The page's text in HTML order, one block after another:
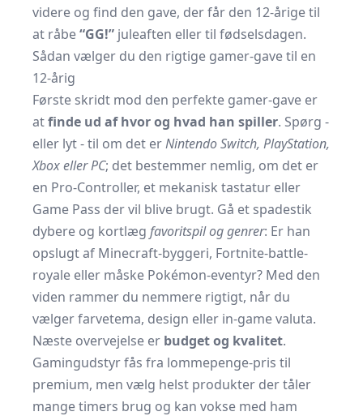
videre og find den gave, der får den 12-årige til
at råbe“GG!” juleaften eller til fødselsdagen.
Sådan vælger du den rigtige gamer-gave til en
12-årig
Første skridt mod den perfekte gamer-gave er
atfinde ud af hvor og hvad han spiller. Spørg -
eller lyt - til om det erNintendo Switch, PlayStation,
Xbox eller PC; det bestemmer nemlig, om det er
en Pro-Controller, et mekanisk tastatur eller
Game Pass der vil blive brugt. Gå et spadestik
dybere og kortlæg favoritspil og genrer: Er han
opslugt af Minecraft-byggeri, Fortnite-battle-
royale eller måske Pokémon-eventyr? Med den
viden rammer du nemmere rigtigt, når du
vælger farvetema, design eller in-game valuta.
Næste overvejelse er budget og kvalitet.
Gamingudstyr fås fra lommepenge-pris til
premium, men vælg helst produkter der tåler
mange timers brug og kan vokse med ham